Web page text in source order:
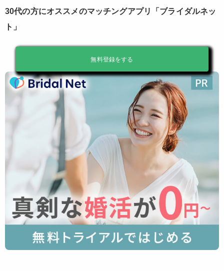
30代の方にオススメのマッチングアプリ「ブライダルネッ
ト」
無料登録をする